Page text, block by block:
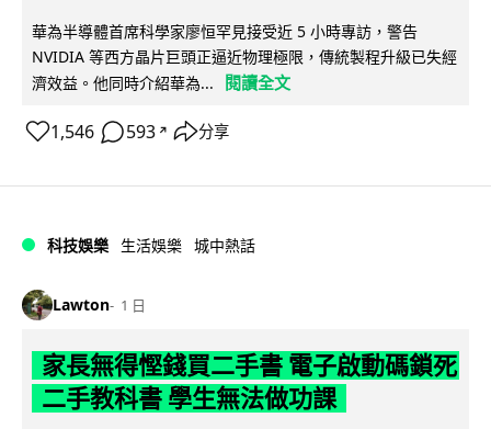
華為半導體首席科學家廖恒罕見接受近 5 小時專訪，警告
NVIDIA 等西方晶片巨頭正逼近物理極限，傳統製程升級已失經
濟效益。他同時介紹華為...
閱讀全文
1,546 593 ↗ 分享
科技娛樂 生活娛樂 城中熱話
Lawton 1 日
家長無得慳錢買二手書 電子啟動碼鎖死
二手教科書 學生無法做功課